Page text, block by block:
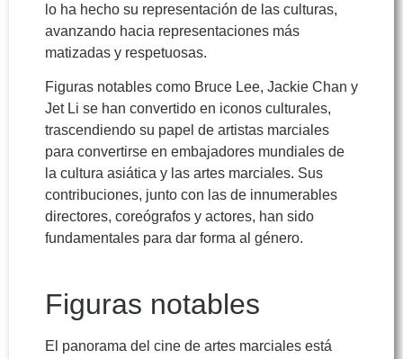
lo ha hecho su representación de las culturas,
avanzando hacia representaciones más
matizadas y respetuosas.
Figuras notables como Bruce Lee, Jackie Chan y
Jet Li se han convertido en iconos culturales,
trascendiendo su papel de artistas marciales
para convertirse en embajadores mundiales de
la cultura asiática y las artes marciales. Sus
contribuciones, junto con las de innumerables
directores, coreógrafos y actores, han sido
fundamentales para dar forma al género.
Figuras notables
El panorama del cine de artes marciales está